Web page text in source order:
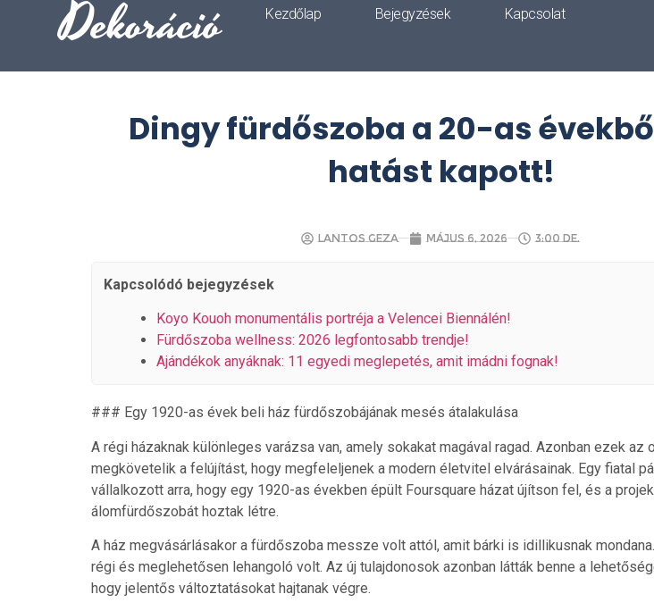
Dekoráció Kezdőlap Bejegyzések Kapcsolat
Dingy fürdőszoba a 20-as
hatást kapott!
Lantos Geza május 6, 2026 3:00 de.
Kapcsolódó bejegyzések
Koyo Kouoh monumentális portréja a Velencei Biennálén!
Fürdőszoba wellness: 2026 legfontosabb trendje!
Ajándékok anyáknak: 11 egyedi meglepetés, amit imádni fognak!
### Egy 1920-as évek beli ház fürdőszobájának mesés átalakulása
A régi házaknak különleges varázsa van, amely sokakat magával ragad. Azonban ezek az
megkövetelik a felújítást, hogy megfeleljenek a modern életvitel elvárásainak. Egy fiatal
vállalkozott arra, hogy egy 1920-as években épült Foursquare házat újítson fel, és a
álomfürdőszobát hoztak létre.
A ház megvásárlásakor a fürdőszoba messze volt attól, amit bárki is idillikusnak
régi és meglehetősen lehangoló volt. Az új tulajdonosok azonban látták benne a
hogy jelentős változtatásokat hajtanak végre.